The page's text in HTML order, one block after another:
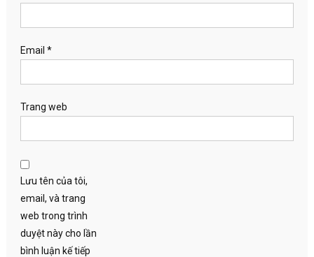
Email *
Trang web
Lưu tên của tôi,
email, và trang
web trong trình
duyệt này cho lần
bình luận kế tiếp